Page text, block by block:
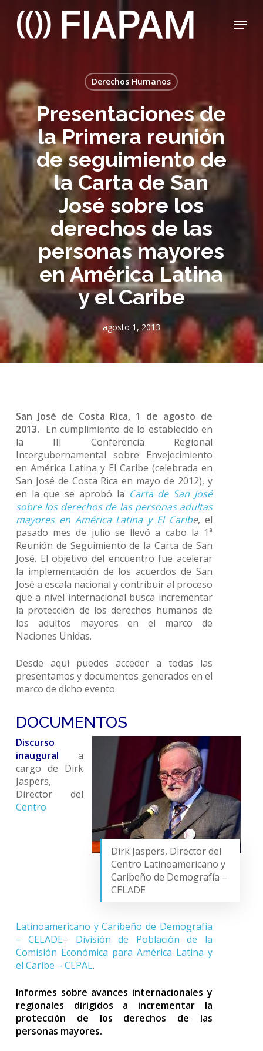
main
Menu
Derechos Humanos
Presentaciones de
la Primera reunión
de seguimiento de
la Carta de San
José sobre los
derechos de las
personas mayores
en América Latina
y el Caribe
agosto 1, 2013
San José de Costa Rica, 1 de agosto de
2013. En cumplimiento de lo establecido en
la III Conferencia Regional
Intergubernamental sobre Envejecimiento
en América Latina y El Caribe (celebrada en
San José de Costa Rica en mayo de 2012), y
en la que se aprobó la Carta de San José
sobre los derechos de las personas adultas
mayores en América Latina y El Caribe, el
pasado mes de julio se llevó a cabo la 1ª
Reunión de Seguimiento de la Carta de San
José. El objetivo del encuentro fue acelerar
la implementación de los acuerdos de San
José a escala nacional y contribuir al proceso
que a nivel internacional busca incrementar
la protección de los derechos humanos de
los adultos mayores en el marco de
Naciones Unidas.
Desde aquí puedes acceder a todas las
presentamos y documentos generados en el
marco de dicho evento.
DOCUMENTOS
Dirk Jaspers, Director del
Centro Latinoamericano y
Caribeño de Demografía –
CELADE
Discurso
inaugural a
cargo de Dirk
Jaspers,
Director del
Centro
Latinoamericano y Caribeño de Demografía
– CELADE– División de Población de la
Comisión Económica para América Latina y
el Caribe – CEPAL.
Informes sobre avances internacionales y
regionales dirigidos a incrementar la
protección de los derechos de las
personas mayores.